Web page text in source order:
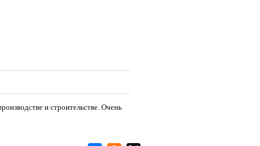
и строительстве. Очень